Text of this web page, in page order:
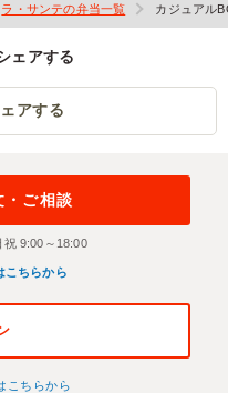
ラ・サンテの弁当一覧 カジュアル
ェアする
アする
・ご相談
祝 9:00～18:00
こちらから
こちらから